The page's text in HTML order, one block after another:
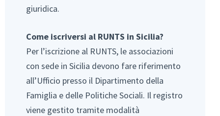
giuridica.
Come iscriversi al RUNTS in Sicilia?
Per l’iscrizione al RUNTS, le associazioni
con sede in Sicilia devono fare riferimento
all’Ufficio presso il Dipartimento della
Famiglia e delle Politiche Sociali. Il registro
viene gestito tramite modalità